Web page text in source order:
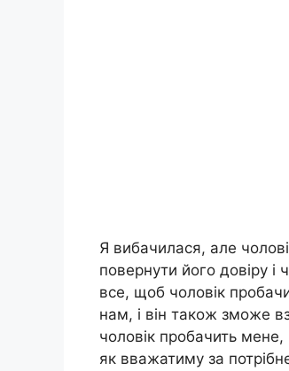
Я вибачилася, але
повернути його довіру і
все, щоб чоловік
нам, і він також зможе
чоловік пробачить
як вважатиму за